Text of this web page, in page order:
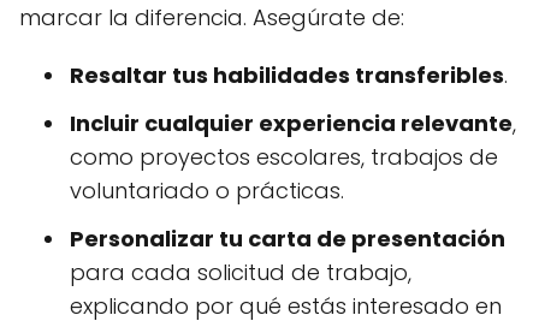
marcar la diferencia. Asegúrate de:
Resaltar tus habilidades transferibles.
Incluir cualquier experiencia relevante,
como proyectos escolares, trabajos de
voluntariado o prácticas.
Personalizar tu carta de presentación
para cada solicitud de trabajo,
explicando por qué estás interesado en